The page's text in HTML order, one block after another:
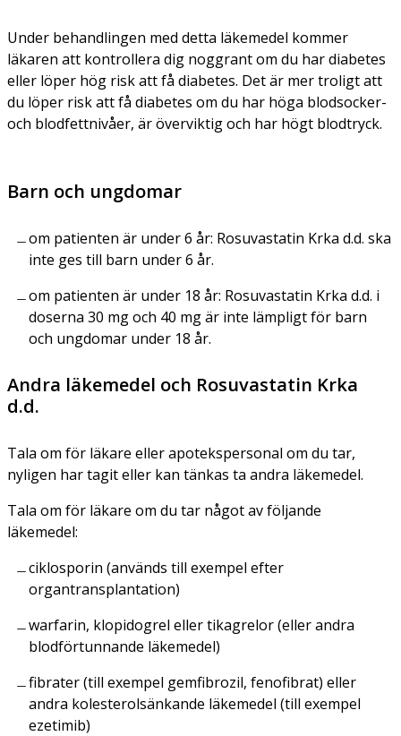
Under behandlingen med detta läkemedel kommer
läkaren att kontrollera dig noggrant om du har diabetes
eller löper hög risk att få diabetes. Det är mer troligt att
du löper risk att få diabetes om du har höga blodsocker-
och blodfettnivåer, är överviktig och har högt blodtryck.
Barn och ungdomar
om patienten är under 6 år: Rosuvastatin Krka d.d. ska
inte ges till barn under 6 år.
om patienten är under 18 år: Rosuvastatin Krka d.d. i
doserna 30 mg och 40 mg är inte lämpligt för barn
och ungdomar under 18 år.
Andra läkemedel och Rosuvastatin Krka
d.d.
Tala om för läkare eller apotekspersonal om du tar,
nyligen har tagit eller kan tänkas ta andra läkemedel.
Tala om för läkare om du tar något av följande
läkemedel:
ciklosporin (används till exempel efter
organtransplantation)
warfarin, klopidogrel eller tikagrelor (eller andra
blodförtunnande läkemedel)
fibrater (till exempel gemfibrozil, fenofibrat) eller
andra kolesterolsänkande läkemedel (till exempel
ezetimib)